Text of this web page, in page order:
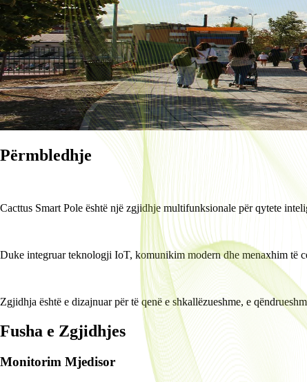
Përmbledhje
Cacttus Smart Pole është një zgjidhje multifunksionale për qytete
Duke integruar teknologji IoT, komunikim modern dhe menaxhim të
Zgjidhja është e dizajnuar për të qenë e shkallëzueshme, e
Fusha e Zgjidhjes
Monitorim Mjedisor